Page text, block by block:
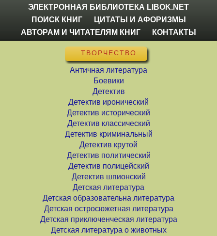
ЭЛЕКТРОННАЯ БИБЛИОТЕКА LIBOK.NET
ПОИСК КНИГ
ЦИТАТЫ И АФОРИЗМЫ
АВТОРАМ И ЧИТАТЕЛЯМ КНИГ
КОНТАКТЫ
ТВОРЧЕСТВО
Античная литература
Боевики
Детектив
Детектив иронический
Детектив исторический
Детектив классический
Детектив криминальный
Детектив крутой
Детектив политический
Детектив полицейский
Детектив шпионский
Детская литература
Детская образовательна литература
Детская остросюжетная литература
Детская приключенческая литература
Детская литература о животных